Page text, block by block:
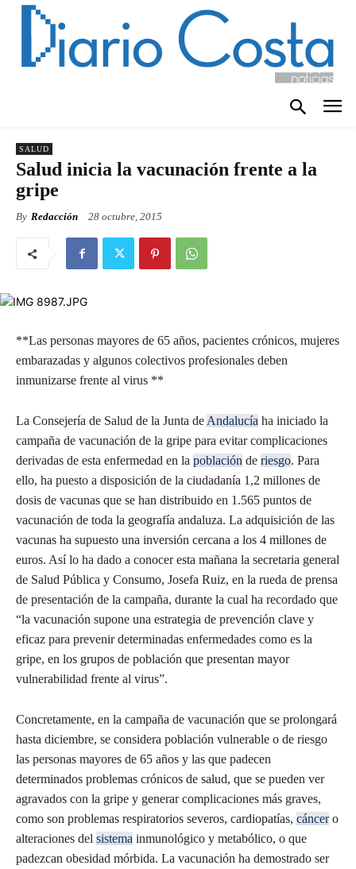
SALUD
Salud inicia la vacunación frente a la
gripe
By Redacción 28 octubre, 2015
**Las personas mayores de 65 años, pacientes crónicos, mujeres
embarazadas y algunos colectivos profesionales deben
inmunizarse frente al virus **
La Consejería de Salud de la Junta deAndalucía ha iniciado la
campaña de vacunación de la gripe para evitar complicaciones
derivadas de esta enfermedad en la población de riesgo. Para
ello, ha puesto a disposición de la ciudadanía 1,2 millones de
dosis de vacunas que se han distribuido en 1.565 puntos de
vacunación de toda la geografía andaluza. La adquisición de las
vacunas ha supuesto una inversión cercana a los 4 millones de
euros. Así lo ha dado a conocer esta mañana la secretaria general
de Salud Pública y Consumo, Josefa Ruiz, en la rueda de prensa
de presentación de la campaña, durante la cual ha recordado que
“la vacunación supone una estrategia de prevención clave y
eficaz para prevenir determinadas enfermedades como es la
gripe, en los grupos de población que presentan mayor
vulnerabilidad frente al virus”.
Concretamente, en la campaña de vacunación que se prolongará
hasta diciembre, se considera población vulnerable o de riesgo
las personas mayores de 65 años y las que padecen
determinados problemas crónicos de salud, que se pueden ver
agravados con la gripe y generar complicaciones más graves,
como son problemas respiratorios severos, cardiopatías, cáncero
alteraciones del sistema inmunológico y metabólico, o que
padezcan obesidad mórbida. La vacunación ha demostrado ser